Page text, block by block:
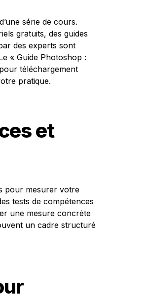
série de cours.
gratuits, des guides
des experts sont
« Guide Photoshop :
téléchargement
pratique.
et
pour mesurer votre
tests de compétences
une mesure concrète
un cadre structuré